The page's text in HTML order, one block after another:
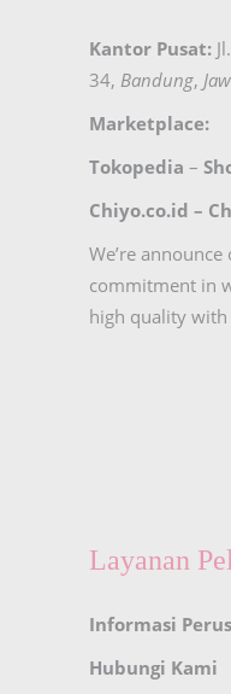
Kantor Pusat: Jl.
34, Bandung,
Marketplace:
Tokopedia –
Chiyo.co.id –
We’re
commitment in
high quality
Layanan
Informasi
Hubungi Kami